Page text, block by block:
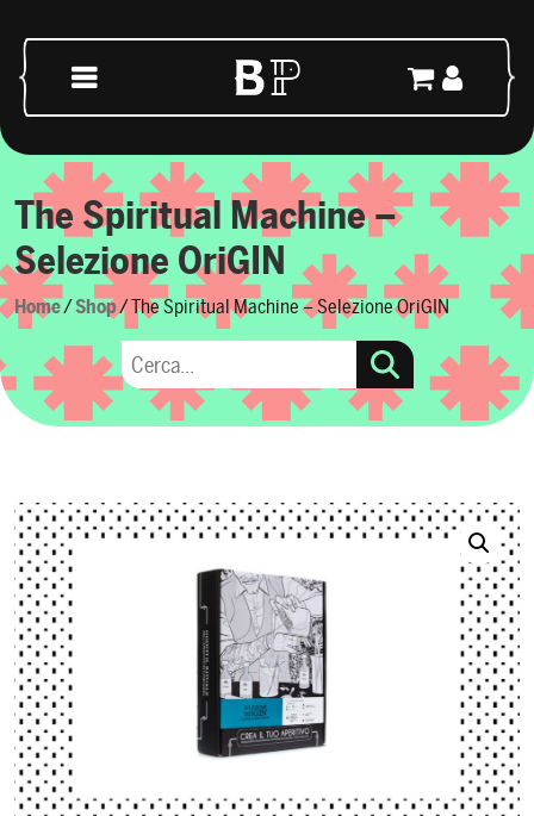
Main Navigation
The Spiritual Machine –
Selezione OriGIN
Home/Shop/ The Spiritual Machine – Selezione OriGIN